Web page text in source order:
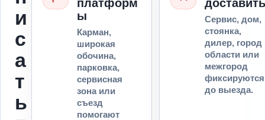
и
с
а
т
ь
платформ
ы
Карман,
широкая
обочина,
парковка,
сервисная
зона или
съезд
помогают
доставить
Сервис, дом,
стоянка,
дилер, город
области или
межгород
фиксируются
до выезда.